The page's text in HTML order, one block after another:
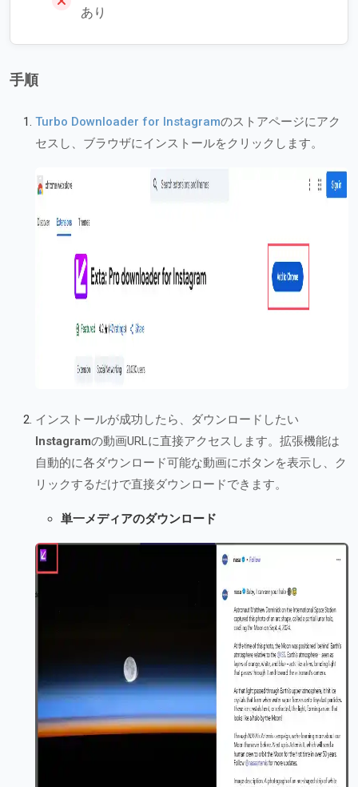
あり
手順
Turbo Downloader for Instagramのストアページにアク
セスし、ブラウザにインストールをクリックします。
インストールが成功したら、ダウンロードしたい
Instagramの動画URLに直接アクセスします。拡張機能は
自動的に各ダウンロード可能な動画にボタンを表示し、ク
リックするだけで直接ダウンロードできます。
単一メディアのダウンロード